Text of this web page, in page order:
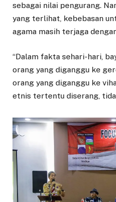
sebagai nilai pengurang.
yang terlihat, kebebasan
agama masih terjaga
“Dalam fakta sehari-hari,
orang yang diganggu ke
orang yang diganggu ke
etnis tertentu diserang,